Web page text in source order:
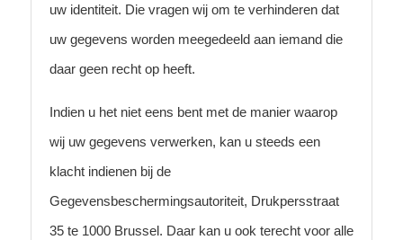
uw identiteit. Die vragen wij om te verhinderen dat
uw gegevens worden meegedeeld aan iemand die
daar geen recht op heeft.
Indien u het niet eens bent met de manier waarop
wij uw gegevens verwerken, kan u steeds een
klacht indienen bij de
Gegevensbeschermingsautoriteit, Drukpersstraat
35 te 1000 Brussel. Daar kan u ook terecht voor alle